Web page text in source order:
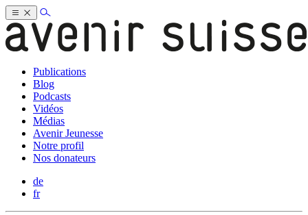
Publications
Blog
Podcasts
Vidéos
Médias
Avenir Jeunesse
Notre profil
Nos donateurs
de
fr